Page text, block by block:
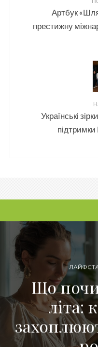
Артбук
престижну
Українські
підтримки
Що
літа: